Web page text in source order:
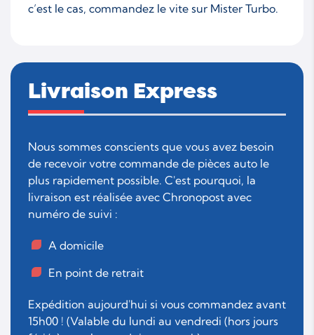
c’est le cas, commandez le vite sur Mister Turbo.
Livraison Express
Nous sommes conscients que vous avez besoin
de recevoir votre commande de pièces auto le
plus rapidement possible. C'est pourquoi, la
livraison est réalisée avec Chronopost avec
numéro de suivi :
A domicile
En point de retrait
Expédition aujourd'hui si vous commandez avant
15h00 ! (Valable du lundi au vendredi (hors jours